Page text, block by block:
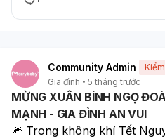
Community Admin
Gia đình
5 tháng trước
MỪNG XUÂN BÍNH NGỌ
MẠNH - GIA ĐÌNH AN VUI
🎆 Trong không khí Tết